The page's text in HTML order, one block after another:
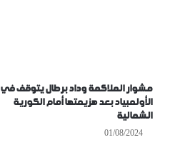
مشوار الملاكمة وداد برطال يتوقف في
الأولمبياد بعد هزيمتها أمام الكورية
الشمالية
01/08/2024